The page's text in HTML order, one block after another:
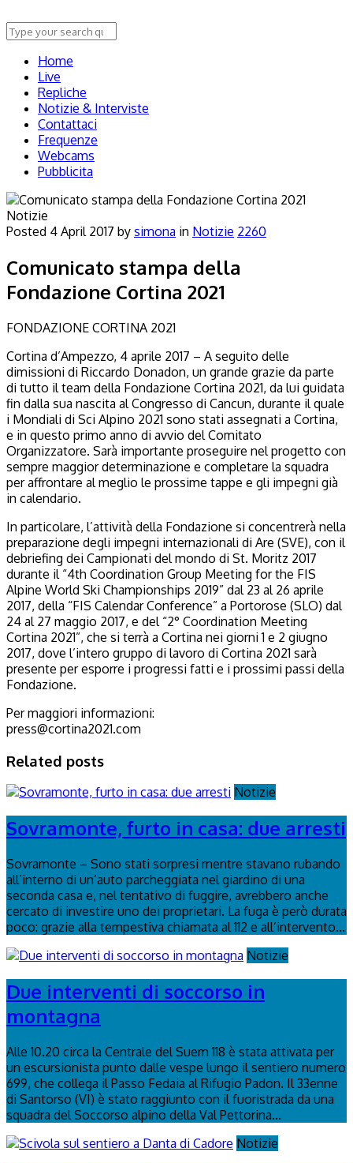
Home
Live
Repliche
Notizie & Interviste
Contattaci
Frequenze
Webcams
Pubblicita
Notizie
Posted 4 April 2017 by simona in Notizie 2260
Comunicato stampa della
Fondazione Cortina 2021
FONDAZIONE CORTINA 2021
Cortina d’Ampezzo, 4 aprile 2017 – A seguito delle
dimissioni di Riccardo Donadon, un grande grazie da parte
di tutto il team della Fondazione Cortina 2021, da lui guidata
fin dalla sua nascita al Congresso di Cancun, durante il quale
i Mondiali di Sci Alpino 2021 sono stati assegnati a Cortina,
e in questo primo anno di avvio del Comitato
Organizzatore. Sarà importante proseguire nel progetto con
sempre maggior determinazione e completare la squadra
per affrontare al meglio le prossime tappe e gli impegni già
in calendario.
In particolare, l’attività della Fondazione si concentrerà nella
preparazione degli impegni internazionali di Are (SVE), con il
debriefing dei Campionati del mondo di St. Moritz 2017
durante il “4th Coordination Group Meeting for the FIS
Alpine World Ski Championships 2019” dal 23 al 26 aprile
2017, della “FIS Calendar Conference” a Portorose (SLO) dal
24 al 27 maggio 2017, e del “2° Coordination Meeting
Cortina 2021”, che si terrà a Cortina nei giorni 1 e 2 giugno
2017, dove l’intero gruppo di lavoro di Cortina 2021 sarà
presente per esporre i progressi fatti e i prossimi passi della
Fondazione.
Per maggiori informazioni:
press@cortina2021.com
Related posts
Notizie
Sovramonte, furto in casa: due arresti
Sovramonte – Sono stati sorpresi mentre stavano rubando
all’interno di un’auto parcheggiata nel giardino di una
seconda casa e, nel tentativo di fuggire, avrebbero anche
cercato di investire uno dei proprietari. La fuga è però durata
poco: grazie alla tempestiva chiamata al 112 e all’intervento...
Notizie
Due interventi di soccorso in
montagna
Alle 10.20 circa la Centrale del Suem 118 è stata attivata per
un escursionista punto dalle vespe lungo il sentiero numero
699, che collega il Passo Fedaia al Rifugio Padon. Il 33enne
di Santorso (VI) è stato raggiunto con il fuoristrada da una
squadra del Soccorso alpino della Val Pettorina...
Notizie